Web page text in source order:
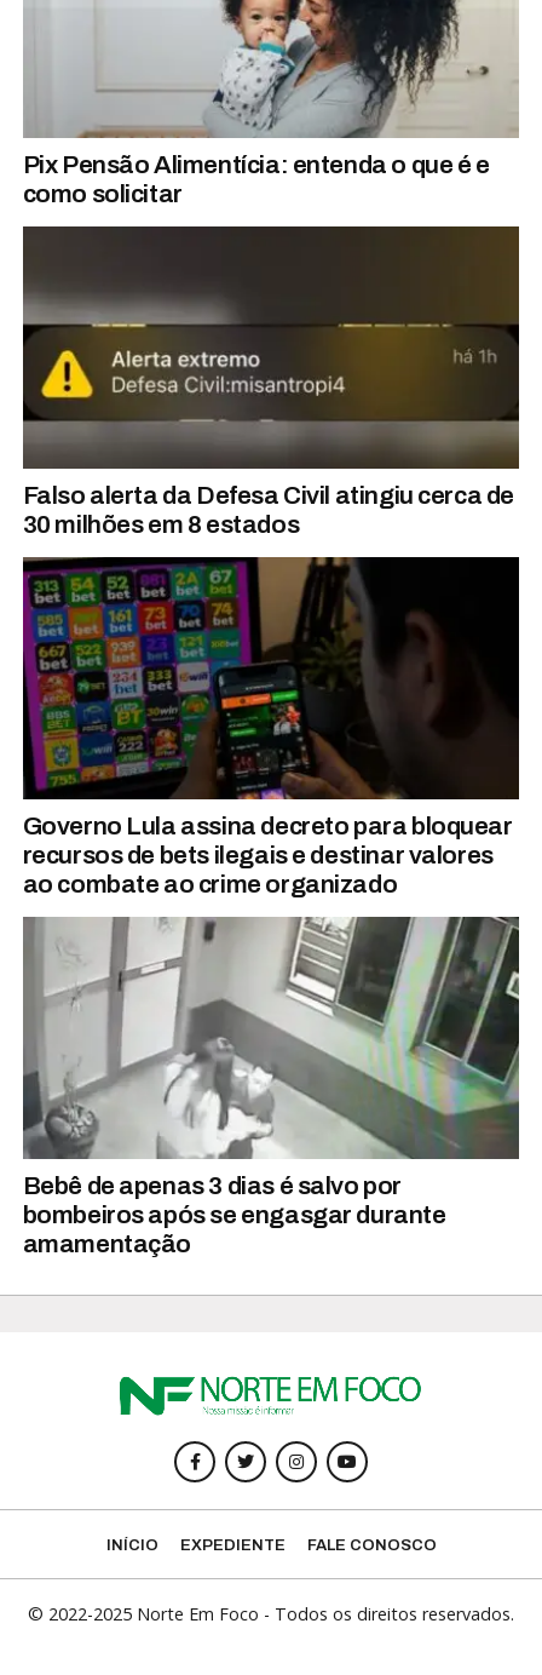
Pix Pensão Alimentícia: entenda o que é e
como solicitar
Falso alerta da Defesa Civil atingiu cerca de
30 milhões em 8 estados
Governo Lula assina decreto para bloquear
recursos de bets ilegais e destinar valores
ao combate ao crime organizado
Bebê de apenas 3 dias é salvo por
bombeiros após se engasgar durante
amamentação
INÍCIO EXPEDIENTE FALE CONOSCO
© 2022-2025 Norte Em Foco - Todos os direitos reservados.